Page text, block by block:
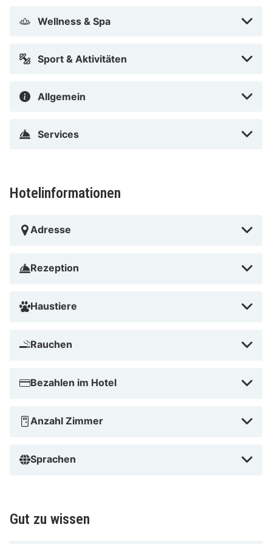
Wellness & Spa
Sport & Aktivitäten
Allgemein
Services
Hotelinformationen
Adresse
Rezeption
Haustiere
Rauchen
Bezahlen im Hotel
Anzahl Zimmer
Sprachen
Gut zu wissen